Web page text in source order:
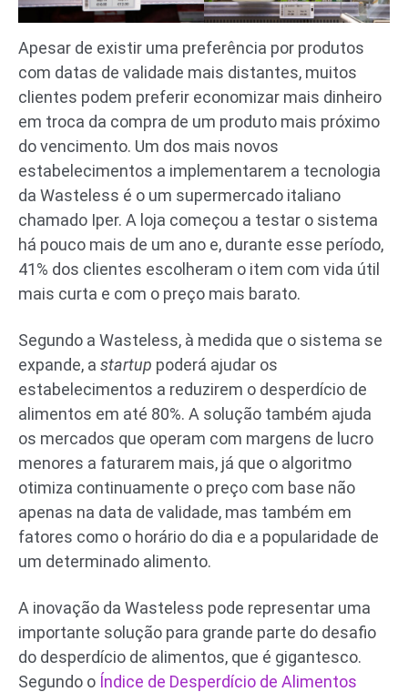
Apesar de existir uma preferência por produtos
com datas de validade mais distantes, muitos
clientes podem preferir economizar mais dinheiro
em troca da compra de um produto mais próximo
do vencimento. Um dos mais novos
estabelecimentos a implementarem a tecnologia
da Wasteless é o um supermercado italiano
chamado Iper. A loja começou a testar o sistema
há pouco mais de um ano e, durante esse período,
41% dos clientes escolheram o item com vida útil
mais curta e com o preço mais barato.
Segundo a Wasteless, à medida que o sistema se
expande, a startup poderá ajudar os
estabelecimentos a reduzirem o desperdício de
alimentos em até 80%. A solução também ajuda
os mercados que operam com margens de lucro
menores a faturarem mais, já que o algoritmo
otimiza continuamente o preço com base não
apenas na data de validade, mas também em
fatores como o horário do dia e a popularidade de
um determinado alimento.
A inovação da Wasteless pode representar uma
importante solução para grande parte do desafio
do desperdício de alimentos, que é gigantesco.
Segundo o Índice de Desperdício de Alimentos